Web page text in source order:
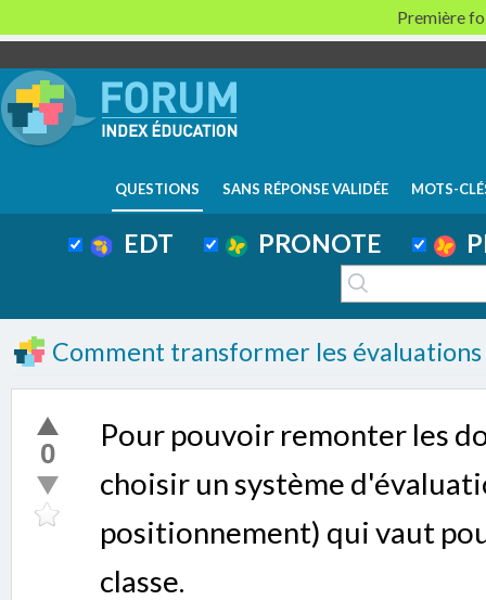
QUESTIONS SANS RÉPONSE VALIDÉE MOTS-
EDT PRONOTE
Comment transformer les
0
Pour pouvoir remonter les
choisir un système
positionnement) qui vaut
classe.
Première